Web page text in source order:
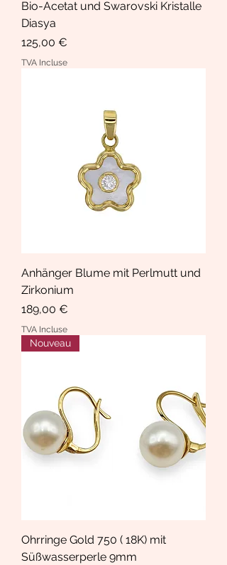
Bio-Acetat und Swarovski Kristalle
Diasya
Prix
125,00 €
TVA Incluse
Anhänger Blume mit Perlmutt und
Zirkonium
Prix
189,00 €
TVA Incluse
Nouveau
Ohrringe Gold 750 ( 18K) mit
Süßwasserperle 9mm